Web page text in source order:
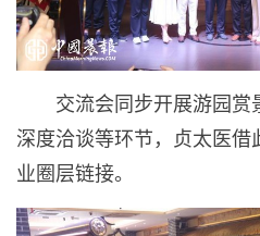
交流会同步开展游园赏
深度洽谈等环节，贞太医借
业圈层链接。